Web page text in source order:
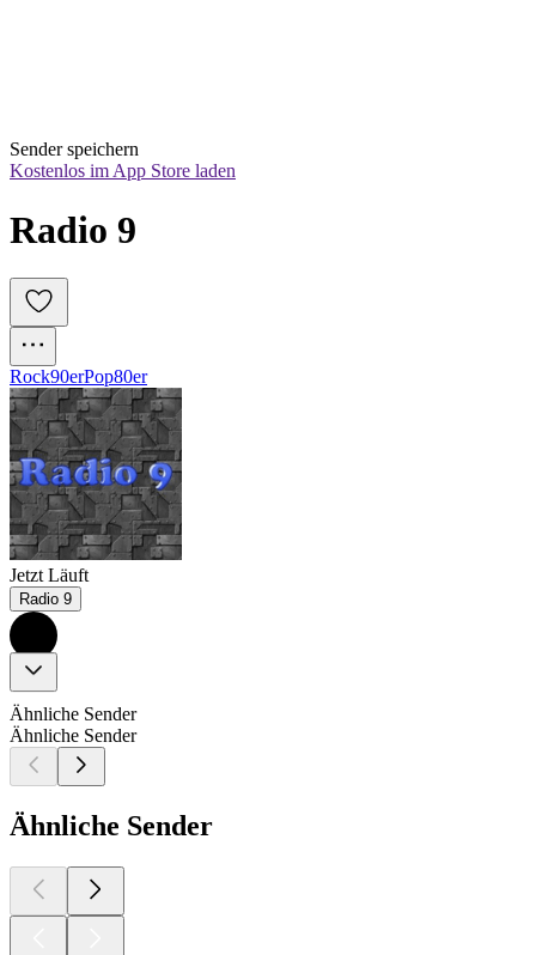
Sender speichern
Kostenlos im App Store laden
Radio 9
Rock90erPop80er
Jetzt Läuft
Radio 9
Ähnliche Sender
Ähnliche Sender
Ähnliche Sender